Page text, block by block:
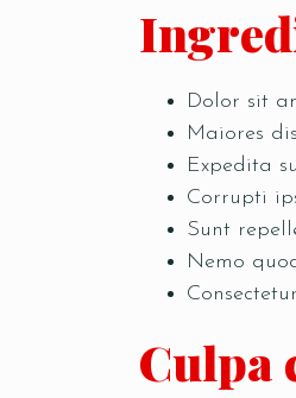
Dolor sit
Maiores
Expedita
Corrupti
Sunt
Nemo
Culpa